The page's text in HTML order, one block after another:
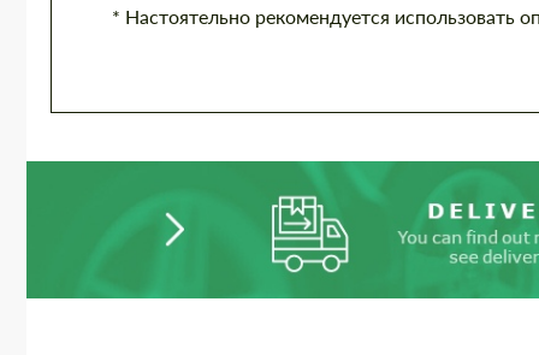
* Настоятельно рекомендуется использовать